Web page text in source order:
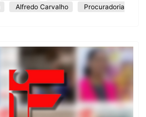
Alfredo Carvalho
Procuradoria